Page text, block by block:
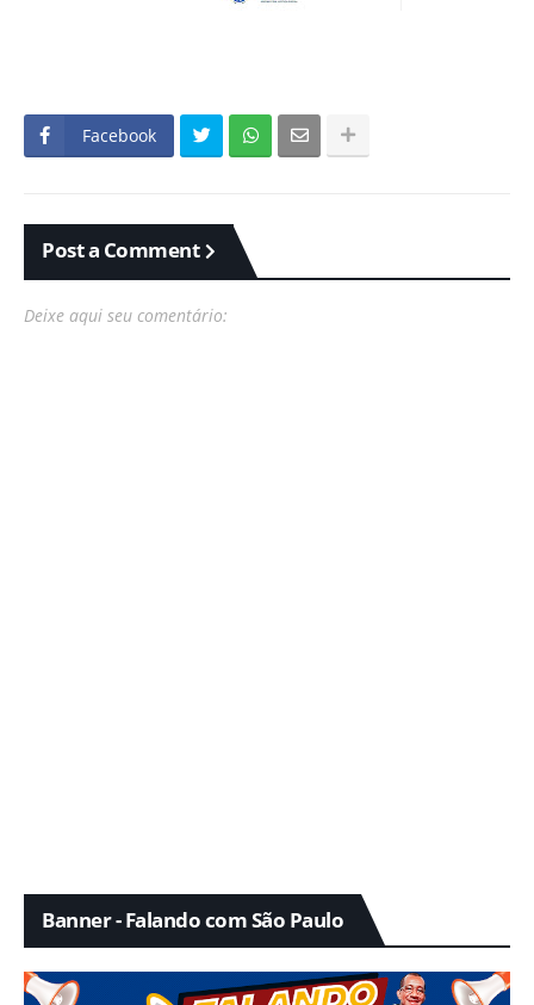
Facebook
Post a Comment
Deixe aqui seu comentário:
Banner - Falando com São Paulo